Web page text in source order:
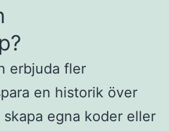
erbjuda fler
en historik över
egna koder eller